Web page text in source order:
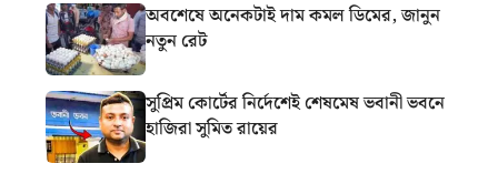
অবশেষে অনেকটাই দাম কমল ডিমের, জানুন
নতুন রেট
সুপ্রিম কোর্টের নির্দেশেই শেষমেষ ভবানী ভবনে
হাজিরা সুমিত রায়ের